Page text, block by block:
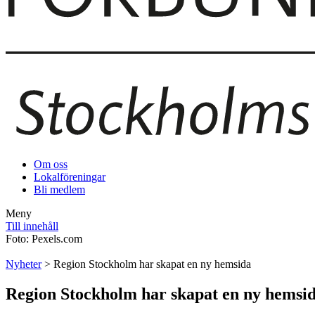
Om oss
Lokalföreningar
Bli medlem
Meny
Till innehåll
Foto: Pexels.com
Nyheter> Region Stockholm har skapat en ny hemsida
Region Stockholm har skapat en ny